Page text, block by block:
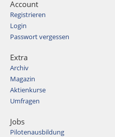
Account
Registrieren
Login
Passwort vergessen
Extra
Archiv
Magazin
Aktienkurse
Umfragen
Jobs
Pilotenausbildung